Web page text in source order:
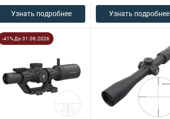
Узнать подробнее Узнать подробнее
-41% До 31.08.2026